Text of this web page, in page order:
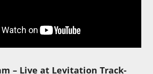
– Live at Levitation Track-